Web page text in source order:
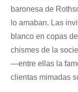
baronesa de
lo amaban. Las
blanco en copas
chismes de la
—entre ellas la
clientas mimadas